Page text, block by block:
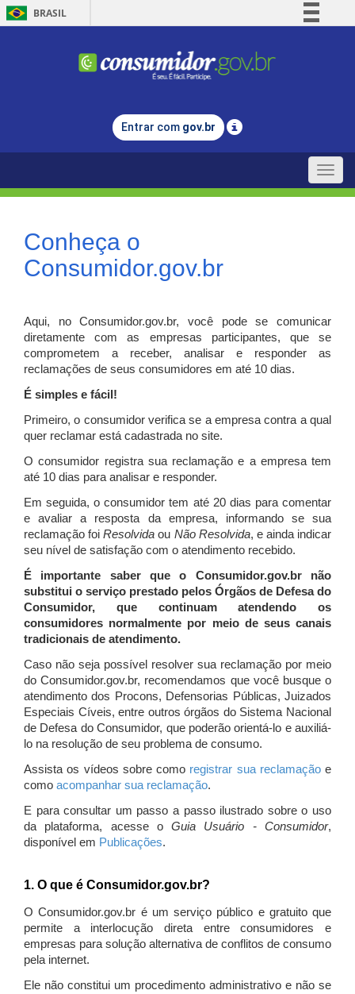
BRASIL
Comunica BR
Legislação
Entrar com gov.br
Toggle
Conheça o
Consumidor.gov.br
Aqui, no Consumidor.gov.br, você pode se comunicar
diretamente com as empresas participantes, que se
comprometem a receber, analisar e responder as
reclamações de seus consumidores em até 10 dias.
É simples e fácil!
Primeiro, o consumidor verifica se a empresa contra a qual
quer reclamar está cadastrada no site.
O consumidor registra sua reclamação e a empresa tem
até 10 dias para analisar e responder.
Em seguida, o consumidor tem até 20 dias para comentar
e avaliar a resposta da empresa, informando se sua
reclamação foiResolvida ou Não Resolvida, e ainda indicar
seu nível de satisfação com o atendimento recebido.
É importante saber que o Consumidor.gov.br não
substitui o serviço prestado pelos Órgãos de Defesa do
Consumidor, que continuam atendendo os
consumidores normalmente por meio de seus canais
tradicionais de atendimento.
Caso não seja possível resolver sua reclamação por meio
do Consumidor.gov.br, recomendamos que você busque o
atendimento dos Procons, Defensorias Públicas, Juizados
Especiais Cíveis, entre outros órgãos do Sistema Nacional
de Defesa do Consumidor, que poderão orientá-lo e auxiliá-
lo na resolução de seu problema de consumo.
Assista os vídeos sobre como registrar sua reclamaçãoe
como acompanhar sua reclamação.
E para consultar um passo a passo ilustrado sobre o uso
da plataforma, acesse oGuia Usuário - Consumidor,
disponível em Publicações.
1. O que é Consumidor.gov.br?
O Consumidor.gov.br é um serviço público e gratuito que
permite a interlocução direta entre consumidores e
empresas para solução alternativa de conflitos de consumo
pela internet.
Ele não constitui um procedimento administrativo e não se